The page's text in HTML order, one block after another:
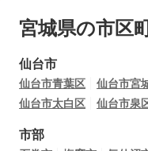
宮城県の市区
仙台市
仙台市青葉区 仙台市宮
仙台市太白区
仙台市泉
市部